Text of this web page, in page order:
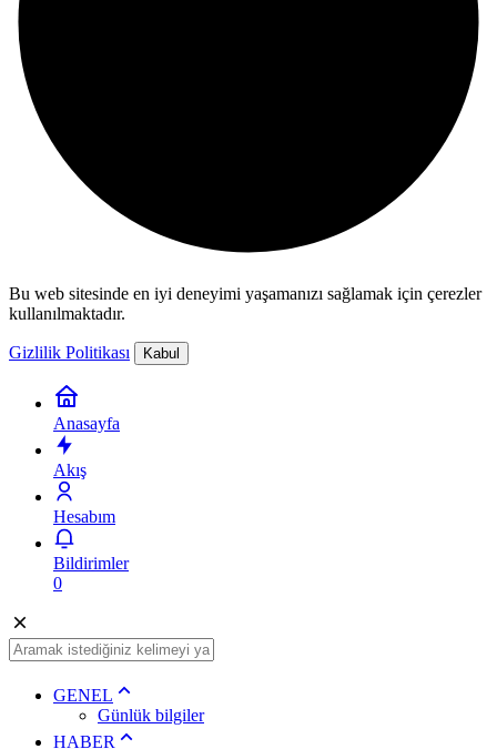
Bu web sitesinde en iyi deneyimi yaşamanızı sağlamak için çerezler
kullanılmaktadır.
Gizlilik Politikası Kabul
Anasayfa
Akış
Hesabım
Bildirimler
0
GENEL
Günlük bilgiler
HABER